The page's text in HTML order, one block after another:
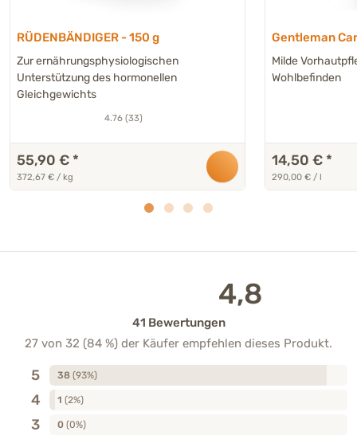
RÜDENBÄNDIGER - 150 g
Zur ernährungsphysiologischen
Unterstützung des hormonellen
Gleichgewichts
4.76 (33)
55,90 € *
372,67 € / kg
Gentleman
Milde
Wohlbefinden
14,50 € *
290,00 € / l
4,8
41 Bewertungen
27 von 32 (84 %) der Käufer empfehlen dieses Produkt.
5 38 (93%)
4 1 (2%)
3 0 (0%)